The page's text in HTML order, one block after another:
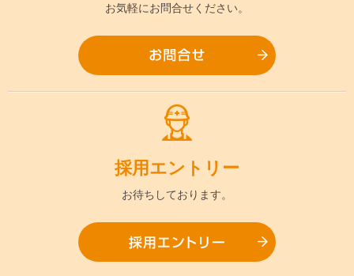
お気軽にお問合せください。
採用エントリー
お待ちしております。